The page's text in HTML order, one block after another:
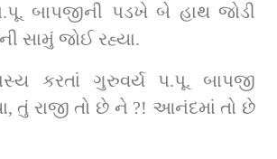
બાપજીની પડખે બે હાથ જોડી
સામું જોઈ રહ્યા.
કરતાં ગુરુવર્ય પ.પૂ. બાપજી
તું રાજી તો છે ને ?! આનંદમાં તો છે